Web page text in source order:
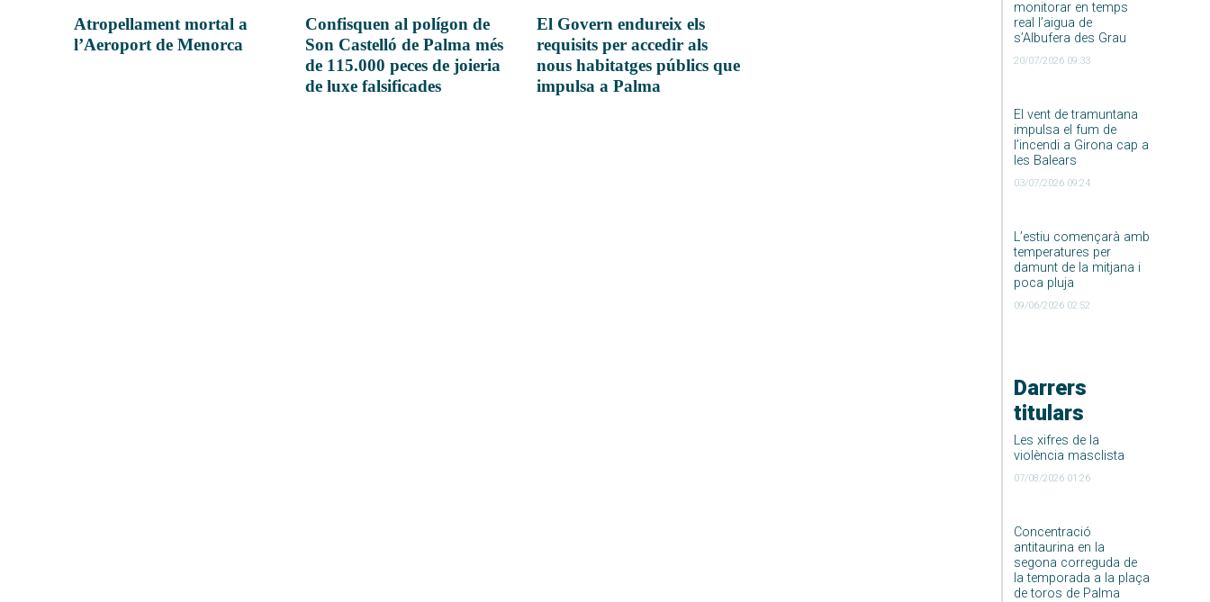
monitorar en temps
real l’aigua de
s’Albufera des Grau
20/07/2026 09:33
El vent de tramuntana
impulsa el fum de
l’incendi a Girona cap a
les Balears
03/07/2026 09:24
L’estiu començarà amb
temperatures per
damunt de la mitjana i
poca pluja
09/06/2026 02:52
Darrers
titulars
Les xifres de la
violència masclista
07/08/2026 01:26
Concentració
antitaurina en la
segona correguda de
la temporada a la plaça
de toros de Palma
Atropellament mortal a
l’Aeroport de Menorca
Confisquen al polígon de
Son Castelló de Palma més
de 115.000 peces de joieria
de luxe falsificades
El Govern endureix els
requisits per accedir als
nous habitatges públics que
impulsa a Palma